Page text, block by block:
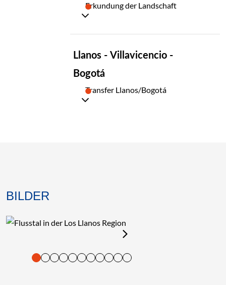
Erkundung der Landschaft
Llanos - Villavicencio -
Bogotá
Transfer Llanos/Bogotá
BILDER
und Vorlesen der Inhalte mit Leertaste oder Tabulator-